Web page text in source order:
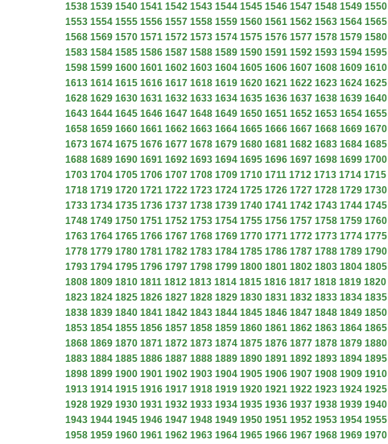
1538 1539 1540 1541 1542 1543 1544 1545 1546 1547 1548 1549 1550
1553 1554 1555 1556 1557 1558 1559 1560 1561 1562 1563 1564 1565
1568 1569 1570 1571 1572 1573 1574 1575 1576 1577 1578 1579 1580
1583 1584 1585 1586 1587 1588 1589 1590 1591 1592 1593 1594 1595
1598 1599 1600 1601 1602 1603 1604 1605 1606 1607 1608 1609 1610
1613 1614 1615 1616 1617 1618 1619 1620 1621 1622 1623 1624 1625
1628 1629 1630 1631 1632 1633 1634 1635 1636 1637 1638 1639 1640
1643 1644 1645 1646 1647 1648 1649 1650 1651 1652 1653 1654 1655
1658 1659 1660 1661 1662 1663 1664 1665 1666 1667 1668 1669 1670
1673 1674 1675 1676 1677 1678 1679 1680 1681 1682 1683 1684 1685
1688 1689 1690 1691 1692 1693 1694 1695 1696 1697 1698 1699 1700
1703 1704 1705 1706 1707 1708 1709 1710 1711 1712 1713 1714 1715
1718 1719 1720 1721 1722 1723 1724 1725 1726 1727 1728 1729 1730
1733 1734 1735 1736 1737 1738 1739 1740 1741 1742 1743 1744 1745
1748 1749 1750 1751 1752 1753 1754 1755 1756 1757 1758 1759 1760
1763 1764 1765 1766 1767 1768 1769 1770 1771 1772 1773 1774 1775
1778 1779 1780 1781 1782 1783 1784 1785 1786 1787 1788 1789 1790
1793 1794 1795 1796 1797 1798 1799 1800 1801 1802 1803 1804 1805
1808 1809 1810 1811 1812 1813 1814 1815 1816 1817 1818 1819 1820
1823 1824 1825 1826 1827 1828 1829 1830 1831 1832 1833 1834 1835
1838 1839 1840 1841 1842 1843 1844 1845 1846 1847 1848 1849 1850
1853 1854 1855 1856 1857 1858 1859 1860 1861 1862 1863 1864 1865
1868 1869 1870 1871 1872 1873 1874 1875 1876 1877 1878 1879 1880
1883 1884 1885 1886 1887 1888 1889 1890 1891 1892 1893 1894 1895
1898 1899 1900 1901 1902 1903 1904 1905 1906 1907 1908 1909 1910
1913 1914 1915 1916 1917 1918 1919 1920 1921 1922 1923 1924 1925
1928 1929 1930 1931 1932 1933 1934 1935 1936 1937 1938 1939 1940
1943 1944 1945 1946 1947 1948 1949 1950 1951 1952 1953 1954 1955
1958 1959 1960 1961 1962 1963 1964 1965 1966 1967 1968 1969 1970